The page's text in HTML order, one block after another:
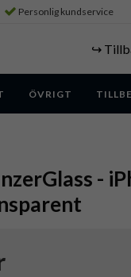
Personlig kundservice
↪️
ÖVRIGT
-